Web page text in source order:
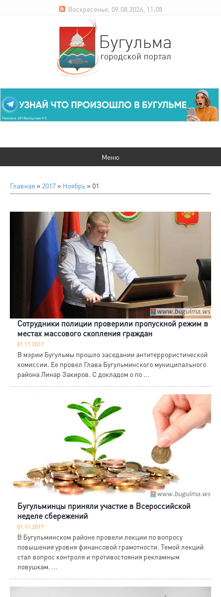
Воскресенье, 09.08.2026, 11:08
Главная » 2017 » Ноябрь » 01
Сотрудники полиции проверили пропускной режим в
местах массового скопления граждан
01.11.2017
В мэрии Бугульмы прошло заседании антитеррористической
комиссии. Ее провел Глава Бугульминского муниципального
района Линар Закиров. С докладом о по ...
Бугульминцы приняли участие в Всероссийской
неделе сбережений
01.11.2017
В Бугульминском районе провели лекции по вопросу
повышения уровня финансовой грамотности. Темой лекций
стал вопрос контроля и противостояния рекламным
ловушкам. ...